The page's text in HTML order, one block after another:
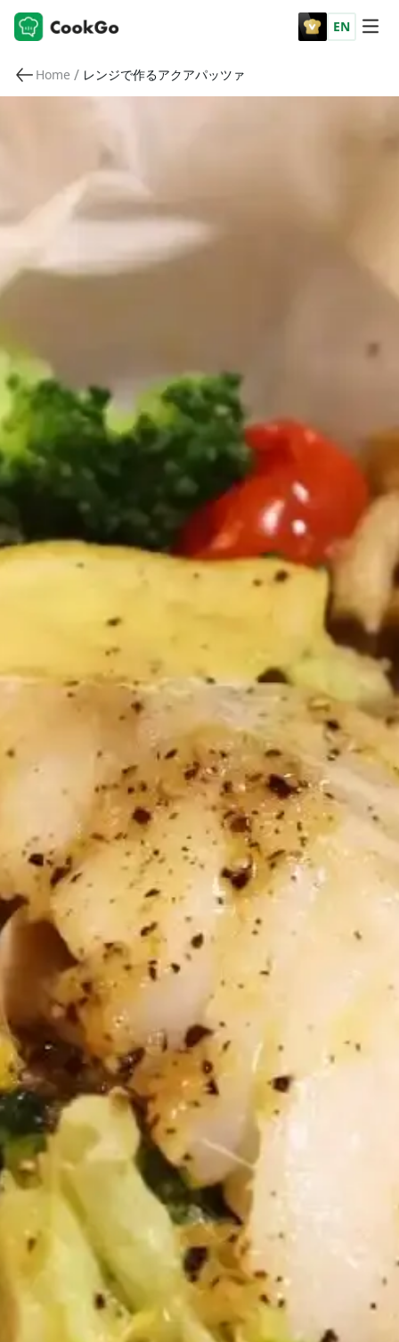
EN
Home / レンジで作るアクアパッツァ